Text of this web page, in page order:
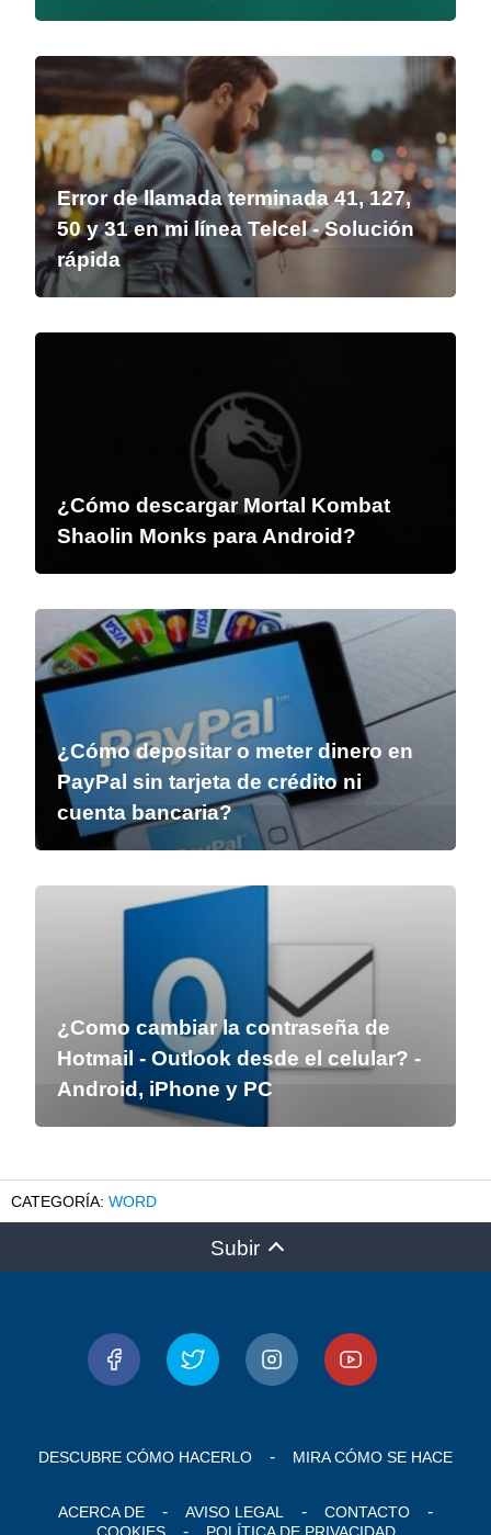
Error de llamada terminada 41, 127,
50 y 31 en mi línea Telcel - Solución
rápida
¿Cómo descargar Mortal Kombat
Shaolin Monks para Android?
¿Cómo depositar o meter dinero en
PayPal sin tarjeta de crédito ni
cuenta bancaria?
¿Como cambiar la contraseña de
Hotmail - Outlook desde el celular? -
Android, iPhone y PC
WORD
Subir
DESCUBRE CÓMO HACERLO MIRA CÓMO SE HACE
ACERCA DE AVISO LEGAL
CONTACTO